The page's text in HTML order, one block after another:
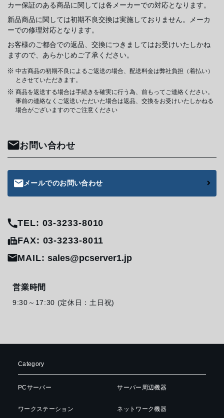
カー保証のある商品に関しては各メーカーでの対応となります。
新品商品に関しては初期不良交換は実施しておりません。メーカ
ーでの修理対応となります。
お客様のご都合での返品、交換につきましてはお受けいたしかね
ますので、あらかじめご了承ください。
中古商品の初期不良によるご返送の場合、配送料金は弊社負担（着払い）
とさせていただきます。
商品を返送する場合は手続きを確実に行う為、前もってご連絡ください。
事前の連絡なくご返送いただいた場合は返品、交換をお受けいたしかねる
場合がございますのでご注意ください
お問い合わせ
メールでのお問い合わせ
TEL: 03-3233-8010
FAX: 03-3233-8011
MAIL:sales@pcserver1.jp
営業時間
9:30～17:30 (定休日：土日祝)
Category
PCサーバー
ワークステーション
サーバー周辺機器
ネットワーク機器